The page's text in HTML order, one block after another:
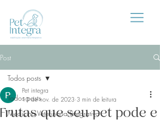
Post
Todos posts
Medicina Veterinária Integrativa
Todos posts
Frutas que seu pet pode e
Pet integra
10 de nov. de 2023 3 min de leitura